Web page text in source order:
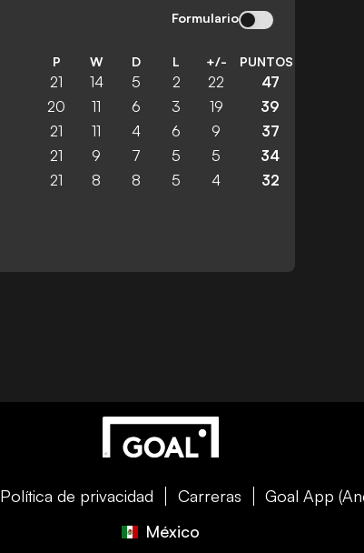
Formulario
P W D L +/- PUNTOS
21 14 5 2 22 47
20 11 6 3 19 39
21 11 4 6 9 37
21 9 7 5 5 34
21 8 8 5 4 32
Política de privacidad Carreras
Goal App
México